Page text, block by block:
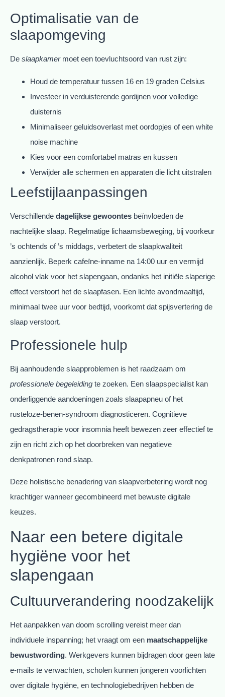
Optimalisatie van de
slaapomgeving
De slaapkamermoet een toevluchtsoord van rust zijn:
Houd de temperatuur tussen 16 en 19 graden Celsius
Investeer in verduisterende gordijnen voor volledige
duisternis
Minimaliseer geluidsoverlast met oordopjes of een white
noise machine
Kies voor een comfortabel matras en kussen
Verwijder alle schermen en apparaten die licht uitstralen
Leefstijlaanpassingen
Verschillende dagelijkse gewoontes beïnvloeden de
nachtelijke slaap. Regelmatige lichaamsbeweging, bij voorkeur
’s ochtends of ’s middags, verbetert de slaapkwaliteit
aanzienlijk. Beperk cafeïne-inname na 14:00 uur en vermijd
alcohol vlak voor het slapengaan, ondanks het initiële slaperige
effect verstoort het de slaapfasen. Een lichte avondmaaltijd,
minimaal twee uur voor bedtijd, voorkomt dat spijsvertering de
slaap verstoort.
Professionele hulp
Bij aanhoudende slaapproblemen is het raadzaam om
professionele begeleiding te zoeken. Een slaapspecialist kan
onderliggende aandoeningen zoals slaapapneu of het
rusteloze-benen-syndroom diagnosticeren. Cognitieve
gedragstherapie voor insomnia heeft bewezen zeer effectief te
zijn en richt zich op het doorbreken van negatieve
denkpatronen rond slaap.
Deze holistische benadering van slaapverbetering wordt nog
krachtiger wanneer gecombineerd met bewuste digitale
keuzes.
Naar een betere digitale
hygiëne voor het
slapengaan
Cultuurverandering noodzakelijk
Het aanpakken van doom scrolling vereist meer dan
individuele inspanning; het vraagt om een maatschappelijke
bewustwording. Werkgevers kunnen bijdragen door geen late
e-mails te verwachten, scholen kunnen jongeren voorlichten
over digitale hygiëne, en technologiebedrijven hebben de